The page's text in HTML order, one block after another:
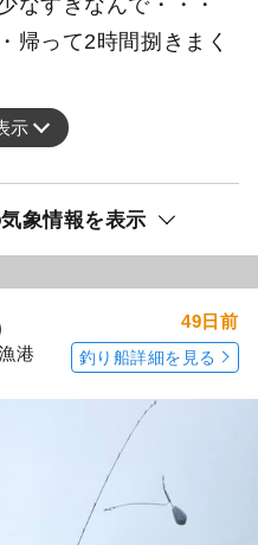
）中潮
で・・・・定時より
なすぎなんで・・・